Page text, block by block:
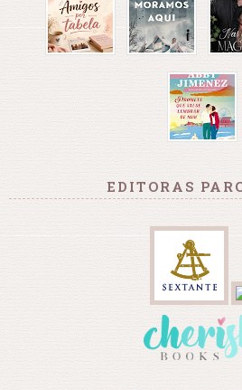
EDITORAS